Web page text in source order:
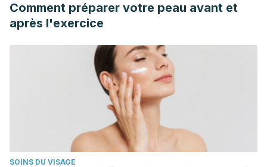
Comment préparer votre peau avant et
après l'exercice
SOINS DU VISAGE